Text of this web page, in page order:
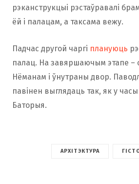
рэканструкцыі рэстаўравалі
ёй і палацам, а таксама вежу.
Падчас другой чаргі плануюць
палац. На завяршаючым этапе –
Нёманам і ўнутраны двор.
павінен выглядаць так, як у
Баторыя.
АРХІТЭКТУРА